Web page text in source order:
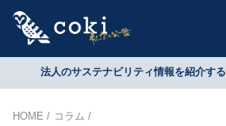
法人のサステナビリティ情報を紹介す
HOME
コラム